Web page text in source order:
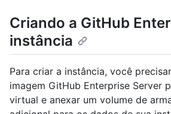
Criando a GitHub
instância
Para criar a instância, você
imagem GitHub Enterprise Server
virtual e anexar um volume de